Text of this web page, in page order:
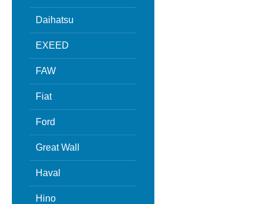
Daihatsu
EXEED
FAW
Fiat
Ford
Great Wall
Haval
Hino